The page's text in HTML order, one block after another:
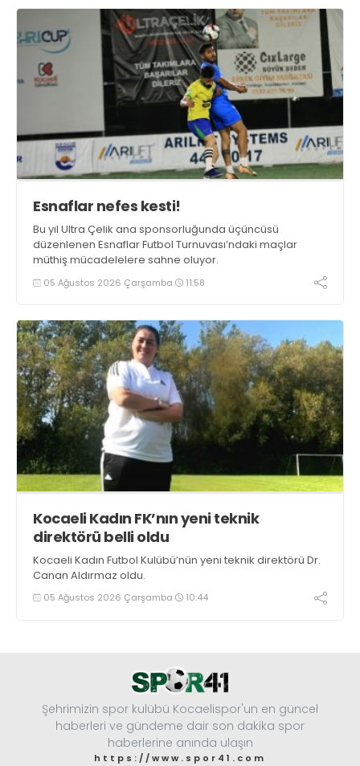
Esnaflar nefes kesti!
Bu yıl Ultra Çelik ana sponsorluğunda üçüncüsü
düzenlenen Esnaflar Futbol Turnuvası’ndaki maçlar
müthiş mücadelelere sahne oluyor.
05 Ağustos 2026 Çarşamba 11:58
Kocaeli Kadın FK’nın yeni teknik
direktörü belli oldu
Kocaeli Kadın Futbol Kulübü’nün yeni teknik direktörü Dr.
Canan Aldırmaz oldu.
05 Ağustos 2026 Çarşamba 10:44
Şehrimizin spor kulübü Kocaelispor'un en güncel
haberleri ve gündeme dair son dakika spor
haberlerine anında ulaşın
https://www.spor41.com